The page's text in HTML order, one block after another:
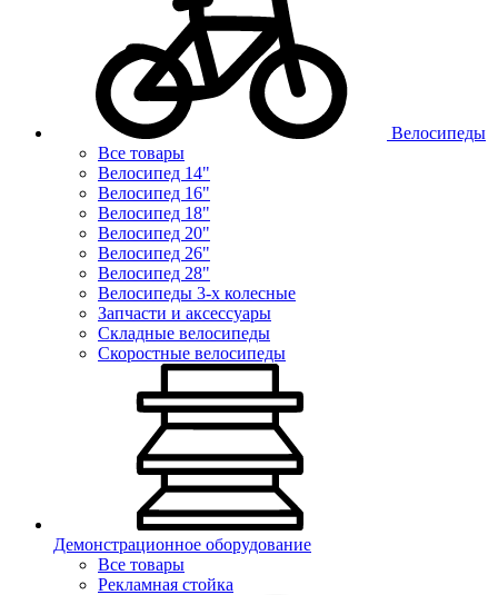
Велосипеды
Все товары
Велосипед 14"
Велосипед 16"
Велосипед 18"
Велосипед 20"
Велосипед 26"
Велосипед 28"
Велосипеды 3-х колесные
Запчасти и аксессуары
Складные велосипеды
Скоростные велосипеды
Демонстрационное оборудование
Все товары
Рекламная стойка